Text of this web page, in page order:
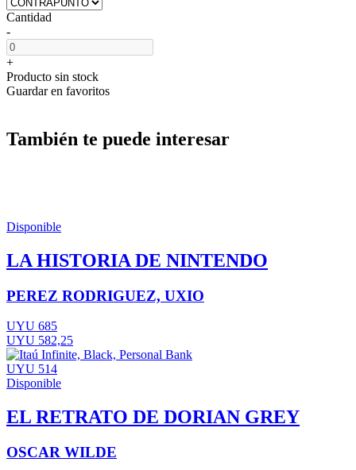
Cantidad
-
+
Producto sin stock
Guardar en favoritos
También te puede interesar
Disponible
LA HISTORIA DE NINTENDO
PEREZ RODRIGUEZ, UXIO
UYU 685
UYU 582,25
UYU 514
Disponible
EL RETRATO DE DORIAN GREY
OSCAR WILDE